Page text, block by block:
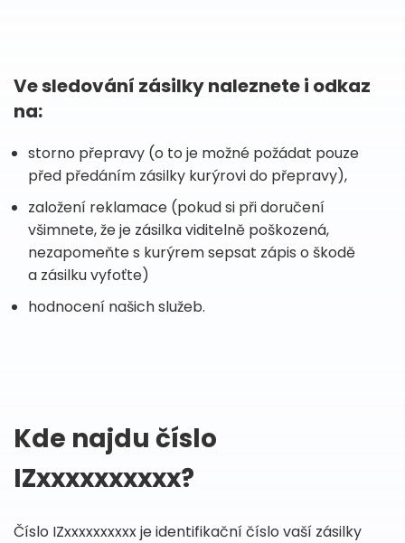
Ve sledování zásilky naleznete i odkaz
na:
storno přepravy (o to je možné požádat pouze
před předáním zásilky kurýrovi do přepravy),
založení reklamace (pokud si při doručení
všimnete, že je zásilka viditelně poškozená,
nezapomeňte s kurýrem sepsat zápis o škodě
a zásilku vyfoťte)
hodnocení našich služeb.
Kde najdu číslo
IZxxxxxxxxxx?
Číslo IZxxxxxxxxxx je identifikační číslo vaší zásilky